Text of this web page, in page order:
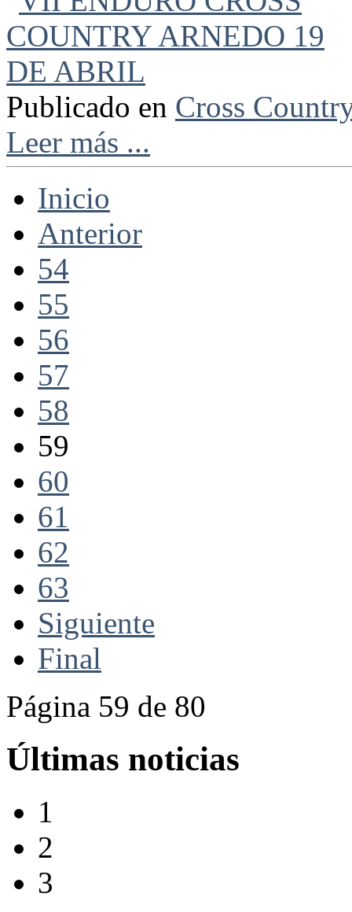
Publicado en Cross
Leer más ...
Inicio
Anterior
54
55
56
57
58
59
60
61
62
63
Siguiente
Final
Página 59 de 80
Últimas noticias
1
2
3